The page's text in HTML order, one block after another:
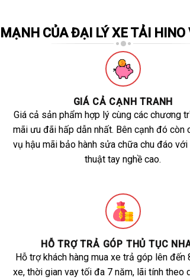
CỦA ĐẠI LÝ XE TẢI HINO
GIÁ CẢ CẠNH TRANH
Giá cả sản phẩm hợp lý cùng các chương
mãi ưu đãi hấp dẫn nhất. Bên cạnh đó còn
vụ hậu mãi bảo hành sửa chữa chu đáo
thuật tay nghề cao.
HỖ TRỢ TRẢ GÓP THỦ TỤC
Hỗ trợ khách hàng mua xe trả góp lên đến
xe, thời gian vay tối đa 7 năm, lãi tính theo